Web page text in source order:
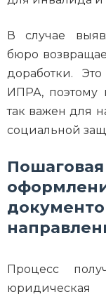
В случае
бюро
доработки.
ИПРА, поэтому
так важен для
социальной
Процесс